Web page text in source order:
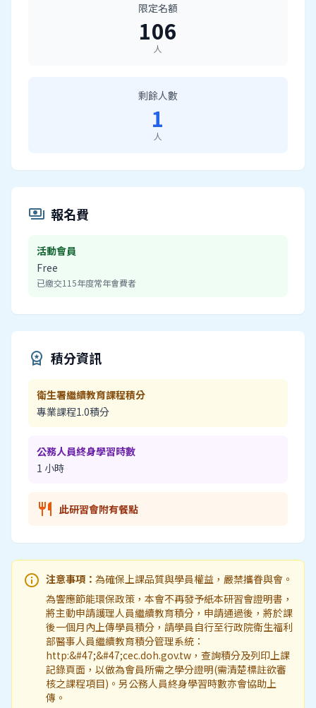
限定名額
106
人
剩餘人數
1
人
payments 報名費
活動會員
Free
已繳交115年度常年會費者
workspace_premium 積分資訊
衛生署繼續教育課程積分
專業課程1.0積分
公務人員終身學習時數
1 小時
restaurant 此研習會附有餐點
info 注意事項： 為確保上課品質與學員權益，嚴禁攜眷與會。
為響應節能環保政策，本會不再發予紙本研習會證明書，
將主動申請護理人員繼續教育積分，申請通過後，將於課
後一個月內上傳學員積分，請學員自行至行政院衛生福利
部醫事人員繼續教育積分管理系統：
http:&#47;&#47;cec.doh.gov.tw，查詢積分及列印上課
記錄頁面，以做為會員所需之學分證明(需清楚標註欲審
核之課程項目)。另公務人員終身學習時數亦會協助上
傳。